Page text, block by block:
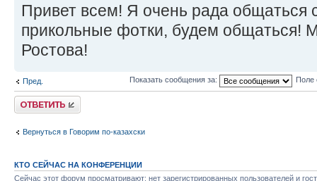
Привет всем! Я очень рада общаться
прикольные фотки, будем общаться!
Ростова!
Пред. Показать сообщения за: Поле
Ответить
Вернуться в Говорим по-казахски
КТО СЕЙЧАС НА КОНФЕРЕНЦИИ
Сейчас этот форум просматривают: нет зарегистрированных пользователей и